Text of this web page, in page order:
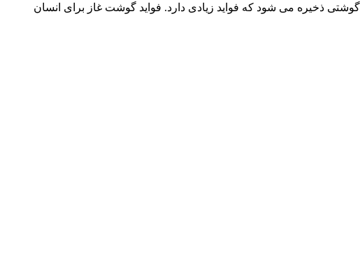
ذخیره می شود که فواید زیادی دارد. فواید گوشت غاز برای انسان